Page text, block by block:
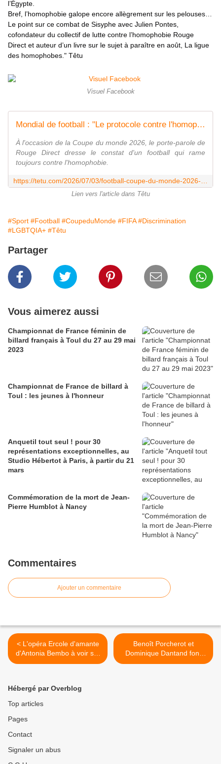
l’Égypte.
Bref, l’homophobie galope encore allègrement sur les pelouses…
Le point sur ce combat de Sisyphe avec Julien Pontes,
cofondateur du collectif de lutte contre l’homophobie Rouge
Direct et auteur d’un livre sur le sujet à paraître en août, La ligue
des homophobes." Têtu
Visuel Facebook
Mondial de football : "Le protocole contre l'homophobie existe mais n'est pas appliqué"
À l'occasion de la Coupe du monde 2026, le porte-parole de
Rouge Direct dresse le constat d'un football qui rame
toujours contre l'homophobie.
Lien vers l'article dans Têtu
#Sport #Football #CoupeduMonde #FIFA #Discrimination
#LGBTQIA+ #Têtu
Partager
Vous aimerez aussi
Championnat de France féminin de
billard français à Toul du 27 au 29 mai
2023
Championnat de France de billard à
Toul : les jeunes à l'honneur
Anquetil tout seul ! pour 30
représentations exceptionnelles, au
Studio Hébertot à Paris, à partir du 21
mars
Commémoration de la mort de Jean-
Pierre Humblot à Nancy
Commentaires
Ajouter un commentaire
< L'opéra Ercole d'amante
d'Antonia Bembo à voir sur
arte !
Benoît Porcherot et
Dominique Dantand font
résonner l'Italie le 5 juillet à
Hébergé par Overblog
Top articles
Pages
Contact
Signaler un abus